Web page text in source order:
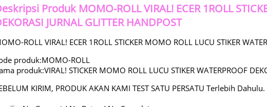
Produk MOMO-ROLL VIRAL! ECER 1ROLL
JURNAL GLITTER HANDPOST
ROLL VIRAL! ECER 1ROLL STICKER MOMO ROLL LUCU STIKER
produk:MOMO-ROLL
produk:VIRAL! STICKER MOMO ROLL LUCU STIKER WATERPROOF
KIRIM, PRODUK AKAN KAMI TEST SATU PERSATU Terlebih Dahulu.